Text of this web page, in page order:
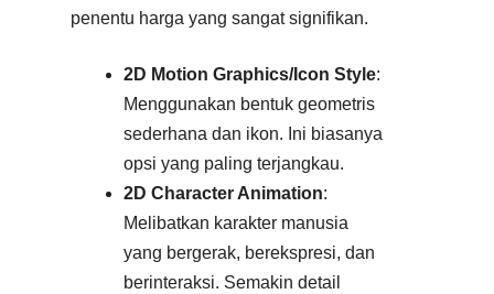
penentu harga yang sangat signifikan.
2D Motion Graphics/Icon Style:
Menggunakan bentuk geometris
sederhana dan ikon. Ini biasanya
opsi yang paling terjangkau.​
2D Character Animation:
Melibatkan karakter manusia
yang bergerak, berekspresi, dan
berinteraksi. Semakin detail